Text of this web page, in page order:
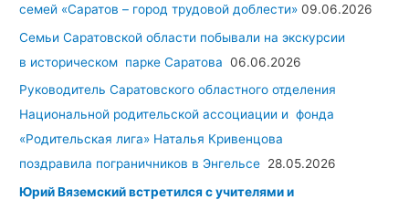
семей «Саратов – город трудовой доблести» 09.06.2026
Семьи Саратовской области побывали на экскурсии
в историческом парке Саратова 06.06.2026
Руководитель Саратовского областного отделения
Национальной родительской ассоциации и фонда
«Родительская лига» Наталья Кривенцова
поздравила пограничников в Энгельсе 28.05.2026
Юрий Вяземский встретился с учителями и